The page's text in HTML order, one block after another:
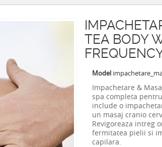
TEA BODY
Model
Impachetare &
spa completa
include o
un masaj cranio
Revigoreaza intreg
fermitatea pielii si i
capilara.